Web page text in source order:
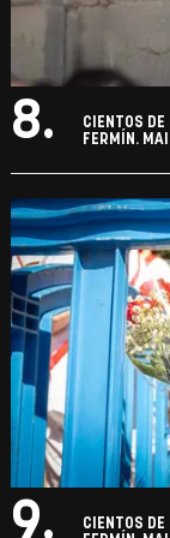
8.
CIENTOS
FERMÍN.
9.
CIENTOS